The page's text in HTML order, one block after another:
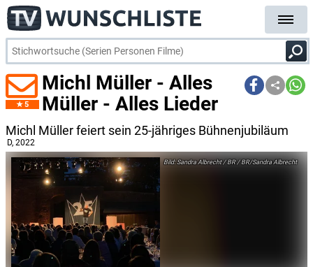
5
Michl Müller - Alles
Müller - Alles Lieder
Michl Müller feiert sein 25-jähriges Bühnenjubiläum
D, 2022
Sandra Albrecht / BR / BR/Sandra Albrecht